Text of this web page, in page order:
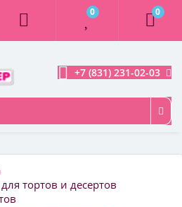
0 0
+7 (831) 231-02-03
тортов и десертов